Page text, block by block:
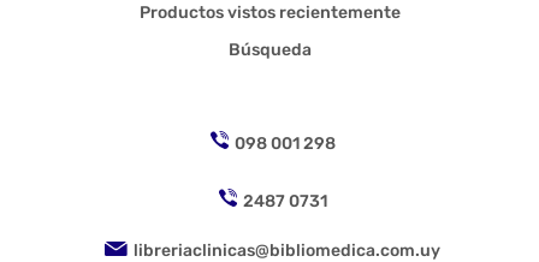
Productos vistos recientemente
Búsqueda
098 001 298
2487 0731
libreriaclinicas@bibliomedica.com.uy